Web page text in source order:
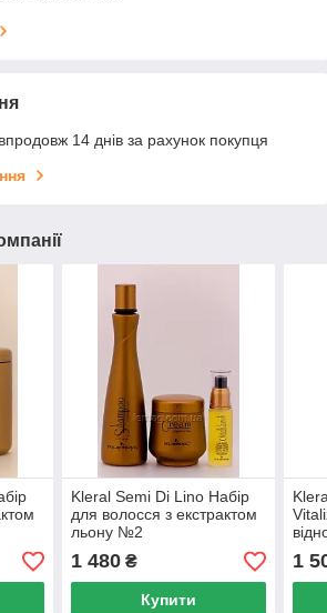
14 днів за рахунок покупця
Kleral Semi Di Lino Набір
для волосся з екстрактом
льону №2
1 480₴
Купити
1